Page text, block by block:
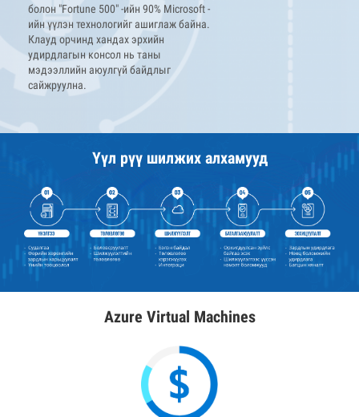
болон "Fortune 500" -ийн 90% Microsoft -
ийн үүлэн технологийг ашиглаж байна.
Клауд орчинд хандах эрхийн
удирдлагын консол нь таны
мэдээллийн аюулгүй байдлыг
сайжруулна.
Үүл рүү шилжих алхамууд
Azure Virtual Machines